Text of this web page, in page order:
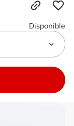
Disponible